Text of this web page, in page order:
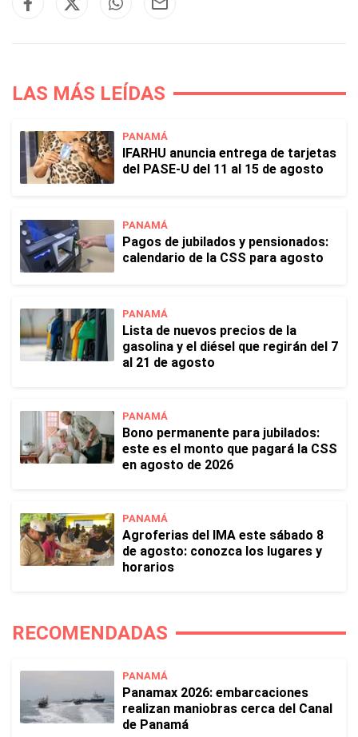
LAS MÁS LEÍDAS
PANAMÁ
IFARHU anuncia entrega de tarjetas
del PASE-U del 11 al 15 de agosto
PANAMÁ
Pagos de jubilados y pensionados:
calendario de la CSS para agosto
PANAMÁ
Lista de nuevos precios de la
gasolina y el diésel que regirán del 7
al 21 de agosto
PANAMÁ
Bono permanente para jubilados:
este es el monto que pagará la CSS
en agosto de 2026
PANAMÁ
Agroferias del IMA este sábado 8
de agosto: conozca los lugares y
horarios
RECOMENDADAS
PANAMÁ
Panamax 2026: embarcaciones
realizan maniobras cerca del Canal
de Panamá